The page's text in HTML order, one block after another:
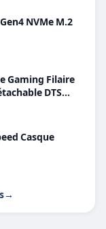
NVMe M.2
Gaming Filaire
DTS
Casque
→